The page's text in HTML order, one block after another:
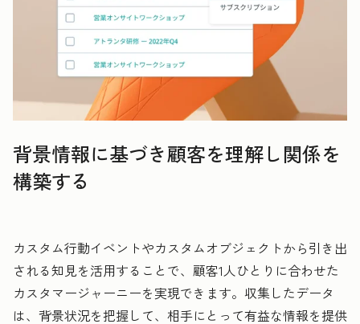
背景情報に基づき顧客を理解し関係を
構築する
カスタム行動イベントやカスタムオブジェクトから引き出
される知見を活用することで、顧客1人ひとりに合わせた
カスタマージャーニーを実現できます。収集したデータ
は、背景状況を把握して、相手にとって有益な情報を提供